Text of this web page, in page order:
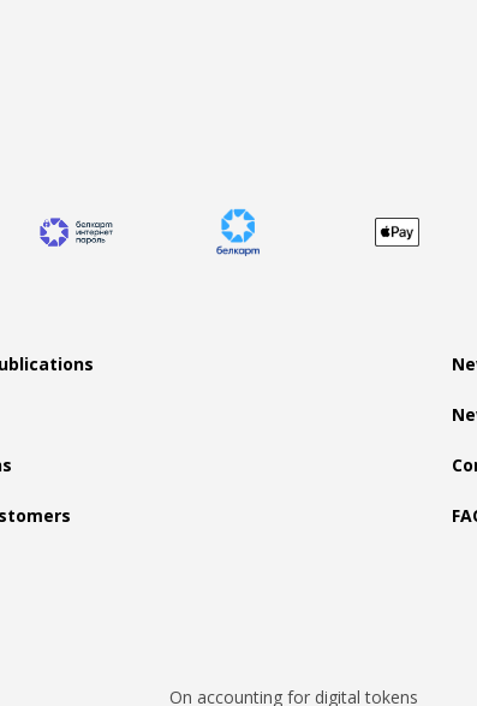
On accounting for digital tokens